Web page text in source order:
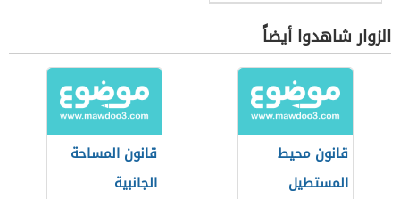
الزوار شاهدوا أيضاً
قانون محيط
المستطيل
قانون المساحة
الجانبية